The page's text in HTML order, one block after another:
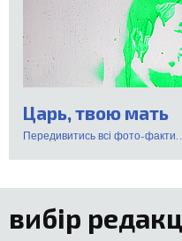
Царь, твою мать
Передивитись всі фото-факти...
вибір